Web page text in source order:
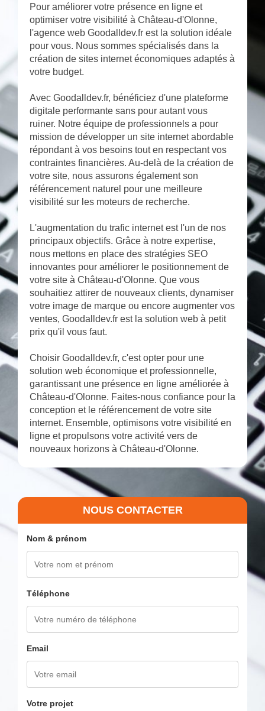
Pour améliorer votre présence en ligne et
optimiser votre visibilité à Château-d'Olonne,
l'agence web Goodalldev.fr est la solution idéale
pour vous. Nous sommes spécialisés dans la
création de sites internet économiques adaptés à
votre budget.
Avec Goodalldev.fr, bénéficiez d'une plateforme
digitale performante sans pour autant vous
ruiner. Notre équipe de professionnels a pour
mission de développer un site internet abordable
répondant à vos besoins tout en respectant vos
contraintes financières. Au-delà de la création de
votre site, nous assurons également son
référencement naturel pour une meilleure
visibilité sur les moteurs de recherche.
L'augmentation du trafic internet est l'un de nos
principaux objectifs. Grâce à notre expertise,
nous mettons en place des stratégies SEO
innovantes pour améliorer le positionnement de
votre site à Château-d'Olonne. Que vous
souhaitiez attirer de nouveaux clients, dynamiser
votre image de marque ou encore augmenter vos
ventes, Goodalldev.fr est la solution web à petit
prix qu'il vous faut.
Choisir Goodalldev.fr, c'est opter pour une
solution web économique et professionnelle,
garantissant une présence en ligne améliorée à
Château-d'Olonne. Faites-nous confiance pour la
conception et le référencement de votre site
internet. Ensemble, optimisons votre visibilité en
ligne et propulsons votre activité vers de
nouveaux horizons à Château-d'Olonne.
NOUS CONTACTER
Nom & prénom
Téléphone
Email
Votre projet